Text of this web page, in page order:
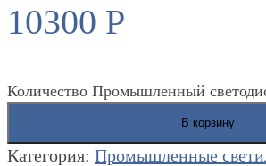
10300 Р
Количество Промышленный
В корзину
Категория: Промышленные